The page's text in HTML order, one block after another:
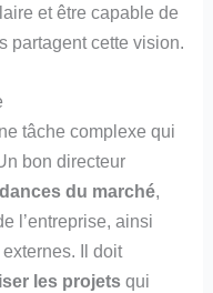
et être capable de
partagent cette vision.
tâche complexe qui
bon directeur
du marché,
l’entreprise, ainsi
Il doit
les projets qui